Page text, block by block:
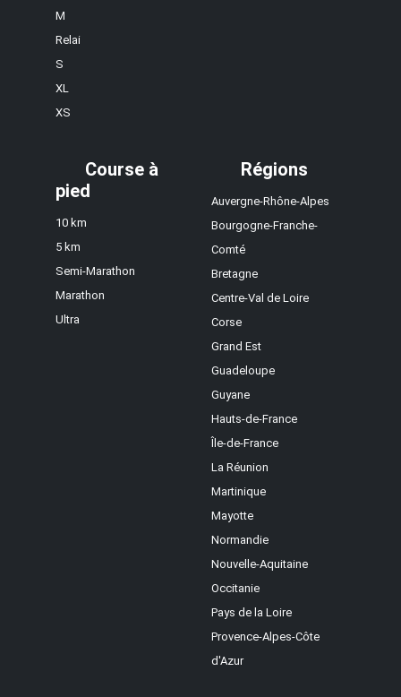
M
Relai
S
XL
XS
Course à
pied
10 km
5 km
Semi-Marathon
Marathon
Ultra
Régions
Auvergne-Rhône-Alpes
Bourgogne-Franche-
Comté
Bretagne
Centre-Val de Loire
Corse
Grand Est
Guadeloupe
Guyane
Hauts-de-France
Île-de-France
La Réunion
Martinique
Mayotte
Normandie
Nouvelle-Aquitaine
Occitanie
Pays de la Loire
Provence-Alpes-Côte
d'Azur